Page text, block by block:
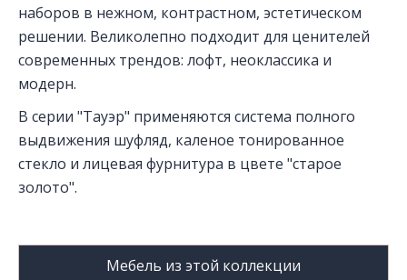
наборов в нежном, контрастном, эстетическом
решении. Великолепно подходит для ценителей
современных трендов: лофт, неоклассика и
модерн.
В серии "Тауэр" применяются система полного
выдвижения шуфляд, каленое тонированное
стекло и лицевая фурнитура в цвете "старое
золото".
Мебель из этой коллекции